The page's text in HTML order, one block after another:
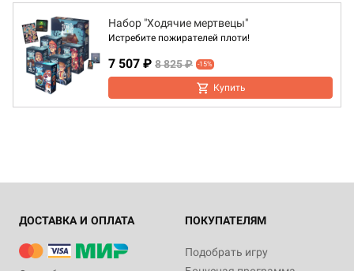
Набор "Ходячие мертвецы"
Истребите пожирателей плоти!
7 507 ₽ 8 825 ₽ -15%
Купить
ДОСТАВКА И ОПЛАТА ПОКУПАТЕЛЯМ
Подобрать игру